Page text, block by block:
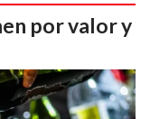
por valor y